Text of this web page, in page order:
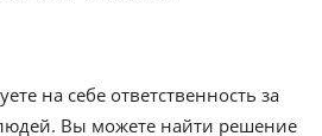
на себе ответственность за
Вы можете найти решение